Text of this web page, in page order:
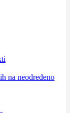
na neodređeno